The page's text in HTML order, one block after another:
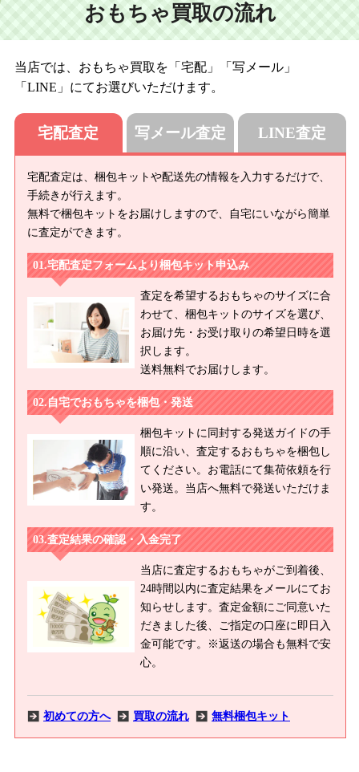
おもちゃ買取の流れ
当店では、おもちゃ買取を「宅配」「写メール」
「LINE」にてお選びいただけます。
宅配査定
宅配査定は、梱包キットや配送先の情報を入力するだけで、
手続きが行えます。
無料で梱包キットをお届けしますので、自宅にいながら簡単
に査定ができます。
宅配査定フォームより梱包キット申込み
査定を希望するおもちゃのサイズに合
わせて、梱包キットのサイズを選び、
お届け先・お受け取りの希望日時を選
択します。
送料無料でお届けします。
自宅でおもちゃを梱包・発送
梱包キットに同封する発送ガイドの手
順に沿い、査定するおもちゃを梱包し
てください。お電話にて集荷依頼を行
い発送。当店へ無料で発送いただけま
す。
査定結果の確認・入金完了
当店に査定するおもちゃがご到着後、
24時間以内に査定結果をメールにてお
知らせします。査定金額にご同意いた
だきました後、ご指定の口座に即日入
金可能です。※返送の場合も無料で安
心。
初めての方へ 買取の流れ 無料梱包キット
写メール査定 LINE査定